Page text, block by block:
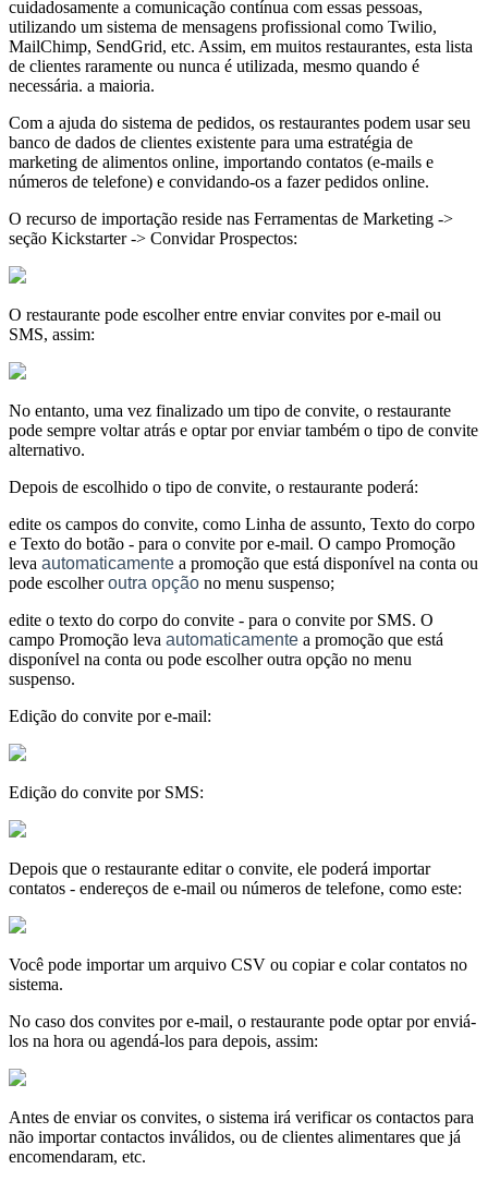
cuidadosamente a comunicação contínua com essas pessoas,
utilizando um sistema de mensagens profissional como Twilio,
MailChimp, SendGrid, etc. Assim, em muitos restaurantes, esta lista
de clientes raramente ou nunca é utilizada, mesmo quando é
necessária. a maioria.
Com a ajuda do sistema de pedidos, os restaurantes podem usar seu
banco de dados de clientes existente para uma estratégia de
marketing de alimentos online, importando contatos (e-mails e
números de telefone) e convidando-os a fazer pedidos online.
O recurso de importação reside nas Ferramentas de Marketing ->
seção Kickstarter -> Convidar Prospectos:
O restaurante pode escolher entre enviar convites por e-mail ou
SMS, assim:
No entanto, uma vez finalizado um tipo de convite, o restaurante
pode sempre voltar atrás e optar por enviar também o tipo de convite
alternativo.
Depois de escolhido o tipo de convite, o restaurante poderá:
edite os campos do convite, como Linha de assunto, Texto do corpo
e Texto do botão - para o convite por e-mail. O campo Promoção
leva automaticamente a promoção que está disponível na conta ou
pode escolheroutra opção no menu suspenso;
edite o texto do corpo do convite - para o convite por SMS. O
campo Promoção leva automaticamente a promoção que está
disponível na conta ou pode escolher outra opção no menu
suspenso.
Edição do convite por e-mail:
Edição do convite por SMS:
Depois que o restaurante editar o convite, ele poderá importar
contatos - endereços de e-mail ou números de telefone, como este:
Você pode importar um arquivo CSV ou copiar e colar contatos no
sistema.
No caso dos convites por e-mail, o restaurante pode optar por enviá-
los na hora ou agendá-los para depois, assim:
Antes de enviar os convites, o sistema irá verificar os contactos para
não importar contactos inválidos, ou de clientes alimentares que já
encomendaram, etc.